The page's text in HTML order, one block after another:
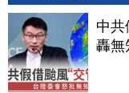
中共
轟無